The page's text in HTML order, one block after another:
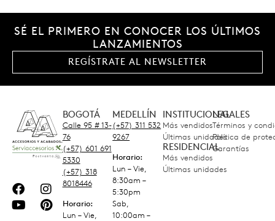
SÉ EL PRIMERO EN CONOCER LOS ÚLTIMOS
LANZAMIENTOS
REGÍSTRATE AL NEWSLETTER
BOGOTÁ
Calle 95 # 13-
76
(+57) 601 691
5330
(+57) 318
8018446
Horario:
Lun – Vie,
MEDELLÍN
(+57) 311 532
9267
Horario:
Lun – Vie,
8:30am –
5:30pm
Sab,
10:00am –
INSTITUCIONAL
Más vendidos
Últimas unidades
RESIDENCIAL
Más vendidos
Últimas unidades
LEGALES
Términos y
Política de
Garantías